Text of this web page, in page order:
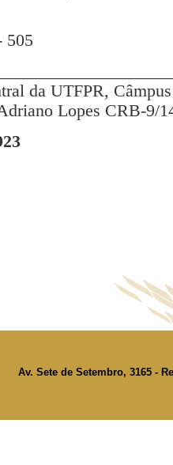
505
da UTFPR,
Lopes CRB-9/
Av. Sete de Setembro, 3165 -